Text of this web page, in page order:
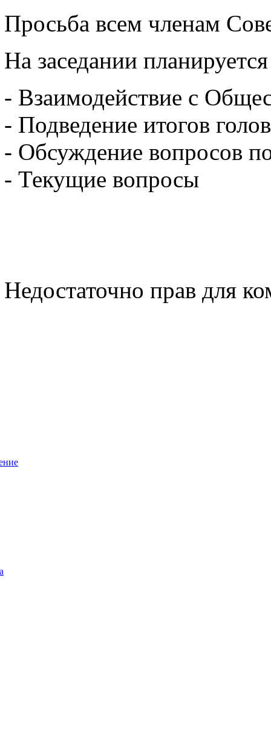
Просьба всем членам
На заседании
- Взаимодействие с
- Подведение итогов
- Обсуждение вопросов
- Текущие вопросы
Недостаточно прав для